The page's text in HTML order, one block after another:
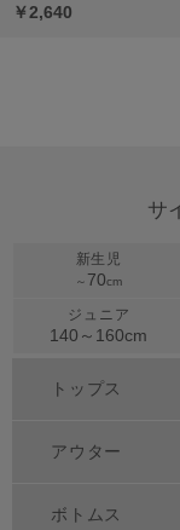
￥2,640
サ
新生児
～ 70cm
ジュニア
140～ 160cm
トップス
アウター
ボトムス